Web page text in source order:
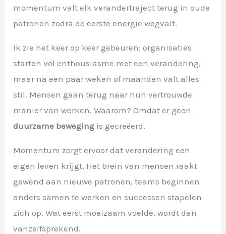
momentum valt elk verandertraject terug in oude
patronen zodra de eerste energie wegvalt.
Ik zie het keer op keer gebeuren: organisaties
starten vol enthousiasme met een verandering,
maar na een paar weken of maanden valt alles
stil. Mensen gaan terug naar hun vertrouwde
manier van werken. Waarom? Omdat er geen
duurzame beweging is gecreëerd.
Momentum zorgt ervoor dat verandering een
eigen leven krijgt. Het brein van mensen raakt
gewend aan nieuwe patronen, teams beginnen
anders samen te werken en successen stapelen
zich op. Wat eerst moeizaam voelde, wordt dan
vanzelfsprekend.